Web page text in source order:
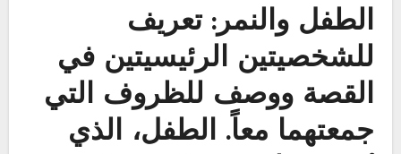
الطفل والنمر: تعريف
للشخصيتين الرئيسيتين في
القصة ووصف للظروف التي
جمعتهما معاً. الطفل، الذي